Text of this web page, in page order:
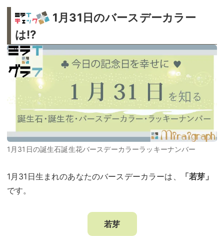
1月31日のバースデーカラー
は!?
1月31日の誕生石誕生花バースデーカラーラッキーナンバー
1月31日生まれのあなたのバースデーカラーは、
「若芽」
です。
若芽